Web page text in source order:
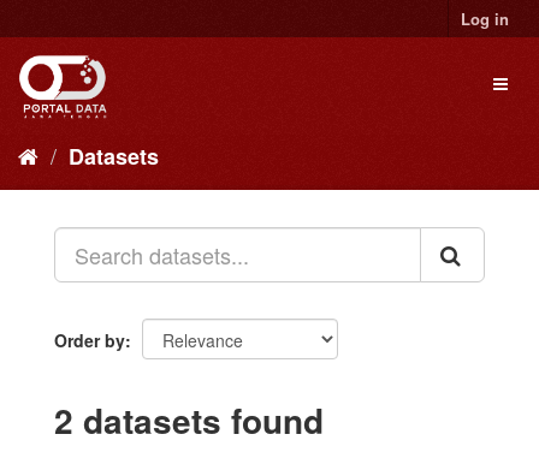
to
content
Log in
Datasets
Order by
2 datasets found